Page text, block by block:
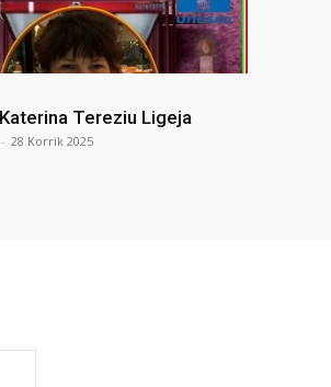
Tereziu Ligeja
- 28 Korrik 2025